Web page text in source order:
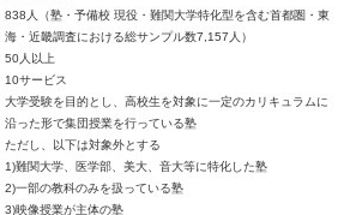
838人（塾・予備校 現役・難関大学特化型を含む首都圏・東
海・近畿調査における総サンプル数7,157人）
50人以上
10サービス
大学受験を目的とし、高校生を対象に一定のカリキュラムに
沿った形で集団授業を行っている塾
ただし、以下は対象外とする
1)難関大学、医学部、美大、音大等に特化した塾
2)一部の教科のみを扱っている塾
3)映像授業が主体の塾